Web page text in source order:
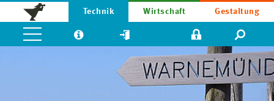
Technik Wirtschaft Gestaltung